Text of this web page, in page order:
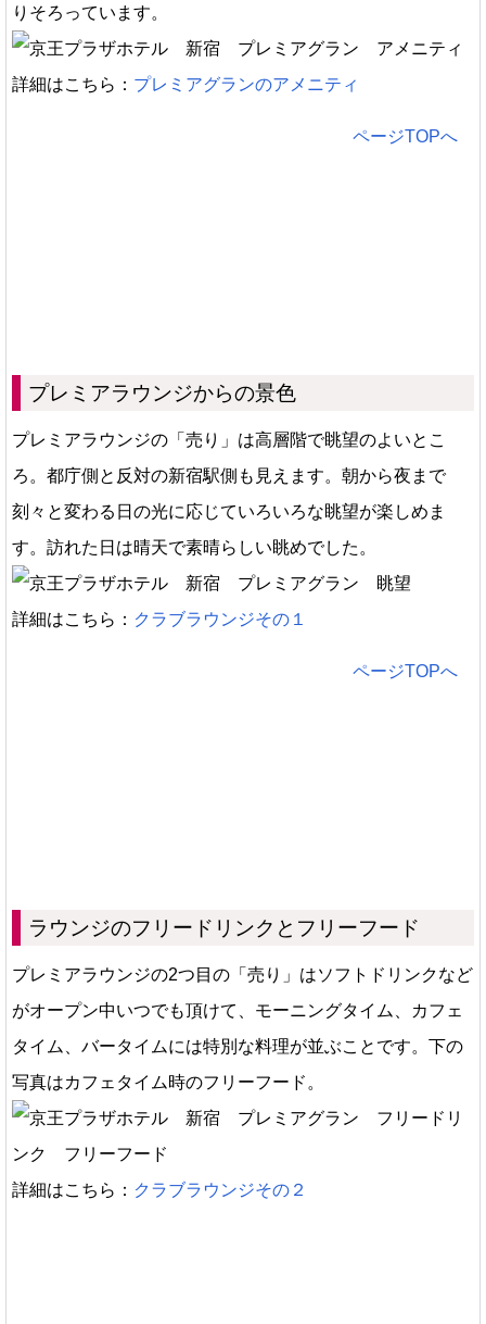
りそろっています。
詳細はこちら： プレミアグランのアメニティ
ページTOPへ
プレミアラウンジからの景色
プレミアラウンジの「売り」は高層階で眺望のよいとこ
ろ。都庁側と反対の新宿駅側も見えます。朝から夜まで
刻々と変わる日の光に応じていろいろな眺望が楽しめま
す。訪れた日は晴天で素晴らしい眺めでした。
詳細はこちら： クラブラウンジその１
ページTOPへ
ラウンジのフリードリンクとフリーフード
プレミアラウンジの2つ目の「売り」はソフトドリンクなど
がオープン中いつでも頂けて、モーニングタイム、カフェ
タイム、バータイムには特別な料理が並ぶことです。下の
写真はカフェタイム時のフリーフード。
詳細はこちら： クラブラウンジその２